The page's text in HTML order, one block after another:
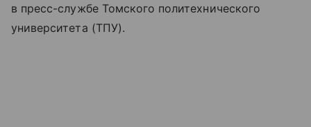
в пресс-службе Томского политехнического
университета (ТПУ).